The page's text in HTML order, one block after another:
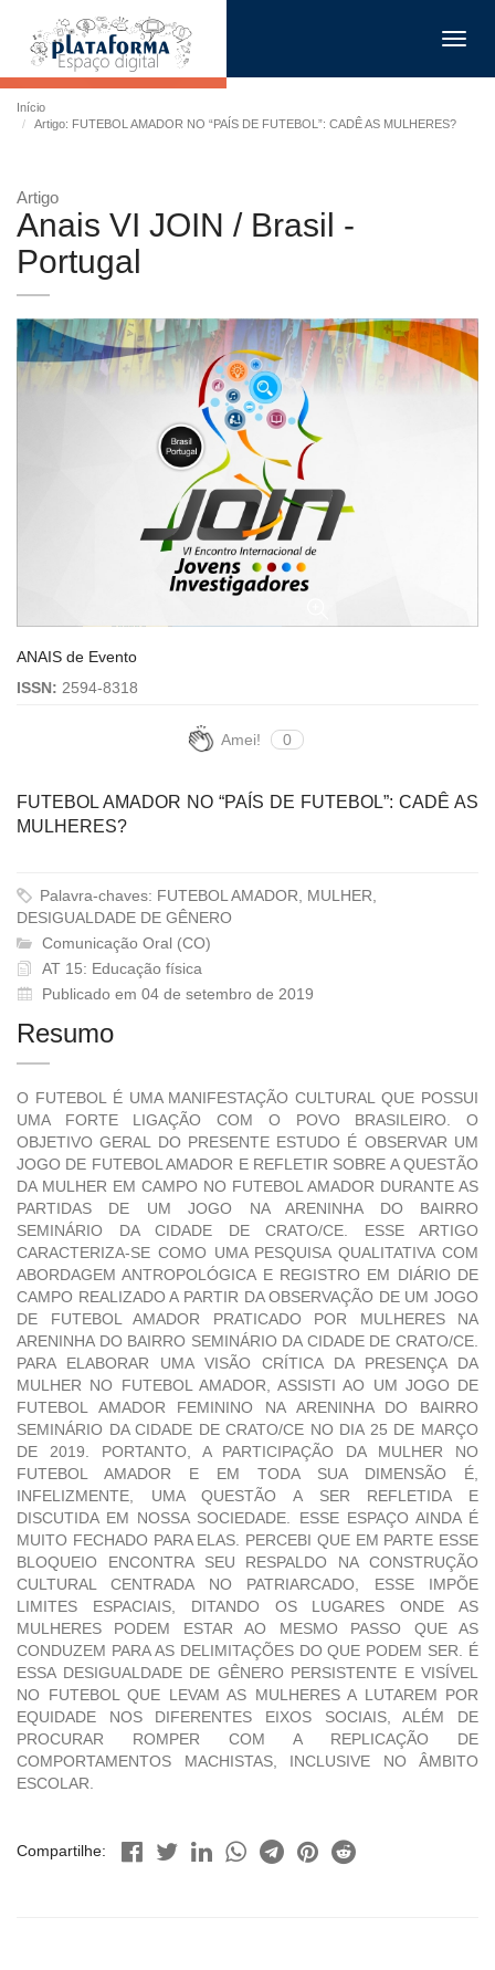
Início
Artigo: FUTEBOL AMADOR NO “PAÍS DE FUTEBOL”: CADÊ AS MULHERES?
Artigo
Anais VI JOIN / Brasil -
Portugal
ANAIS de Evento
ISSN: 2594-8318
Amei! 0
FUTEBOL AMADOR NO “PAÍS DE FUTEBOL”: CADÊ AS
MULHERES?
Palavra-chaves: FUTEBOL AMADOR, MULHER,
DESIGUALDADE DE GÊNERO
Comunicação Oral (CO)
AT 15: Educação física
Publicado em 04 de setembro de 2019
Resumo
O FUTEBOL É UMA MANIFESTAÇÃO CULTURAL QUE POSSUI
UMA FORTE LIGAÇÃO COM O POVO BRASILEIRO. O
OBJETIVO GERAL DO PRESENTE ESTUDO É OBSERVAR UM
JOGO DE FUTEBOL AMADOR E REFLETIR SOBRE A QUESTÃO
DA MULHER EM CAMPO NO FUTEBOL AMADOR DURANTE AS
PARTIDAS DE UM JOGO NA ARENINHA DO BAIRRO
SEMINÁRIO DA CIDADE DE CRATO/CE. ESSE ARTIGO
CARACTERIZA-SE COMO UMA PESQUISA QUALITATIVA COM
ABORDAGEM ANTROPOLÓGICA E REGISTRO EM DIÁRIO DE
CAMPO REALIZADO A PARTIR DA OBSERVAÇÃO DE UM JOGO
DE FUTEBOL AMADOR PRATICADO POR MULHERES NA
ARENINHA DO BAIRRO SEMINÁRIO DA CIDADE DE CRATO/CE.
PARA ELABORAR UMA VISÃO CRÍTICA DA PRESENÇA DA
MULHER NO FUTEBOL AMADOR, ASSISTI AO UM JOGO DE
FUTEBOL AMADOR FEMININO NA ARENINHA DO BAIRRO
SEMINÁRIO DA CIDADE DE CRATO/CE NO DIA 25 DE MARÇO
DE 2019. PORTANTO, A PARTICIPAÇÃO DA MULHER NO
FUTEBOL AMADOR E EM TODA SUA DIMENSÃO É,
INFELIZMENTE, UMA QUESTÃO A SER REFLETIDA E
DISCUTIDA EM NOSSA SOCIEDADE. ESSE ESPAÇO AINDA É
MUITO FECHADO PARA ELAS. PERCEBI QUE EM PARTE ESSE
BLOQUEIO ENCONTRA SEU RESPALDO NA CONSTRUÇÃO
CULTURAL CENTRADA NO PATRIARCADO, ESSE IMPÕE
LIMITES ESPACIAIS, DITANDO OS LUGARES ONDE AS
MULHERES PODEM ESTAR AO MESMO PASSO QUE AS
CONDUZEM PARA AS DELIMITAÇÕES DO QUE PODEM SER. É
ESSA DESIGUALDADE DE GÊNERO PERSISTENTE E VISÍVEL
NO FUTEBOL QUE LEVAM AS MULHERES A LUTAREM POR
EQUIDADE NOS DIFERENTES EIXOS SOCIAIS, ALÉM DE
PROCURAR ROMPER COM A REPLICAÇÃO DE
COMPORTAMENTOS MACHISTAS, INCLUSIVE NO ÂMBITO
ESCOLAR.
Compartilhe: